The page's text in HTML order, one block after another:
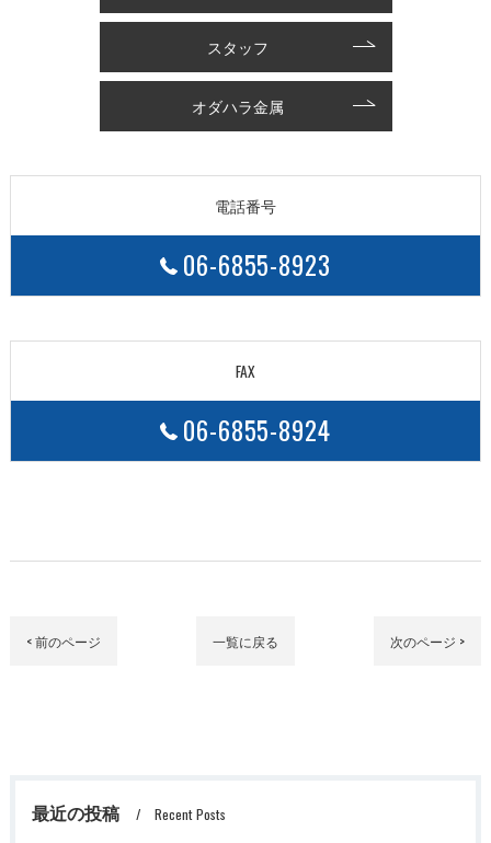
スタッフ
オダハラ金属
電話番号
06-6855-8923
FAX
06-6855-8924
< 前のページ 一覧に戻る 次のページ >
最近の投稿 Recent Posts